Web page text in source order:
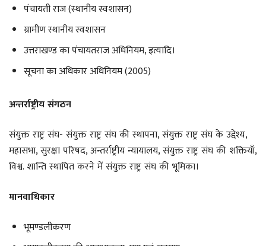
पंचायती राज (स्थानीय स्वशासन)
ग्रामीण स्थानीय स्वशासन
उत्तराखण्ड का पंचायतराज अधिनियम, इत्यादि।
सूचना का अधिकार अधिनियम (2005)
अन्तर्राष्ट्रीय संगठन
संयुक्त राष्ट्र संघ- संयुक्त राष्ट्र संघ की स्थापना, संयुक्त राष्ट्र संघ के उद्देश्य,
महासभा, सुरक्षा परिषद, अन्तर्राष्ट्रीय न्यायालय, संयुक्त राष्ट्र संघ की शक्तियाँ,
विश्व. शान्ति स्थापित करने में संयुक्त राष्ट्र संघ की भूमिका।
मानवाधिकार
भूमण्डलीकरण